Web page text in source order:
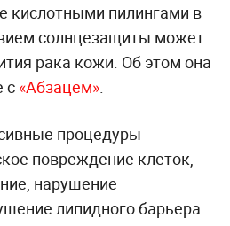
кислотными пилингами в
солнцезащиты может
рака кожи. Об этом она
с «Абзацем».
процедуры
повреждение клеток,
нарушение
липидного барьера.